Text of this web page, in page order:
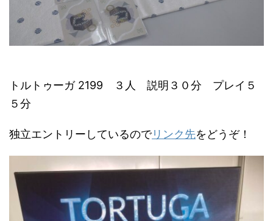
トルトゥーガ 2199 ３人 説明３０分 プレイ５
５分
独立エントリーしているのでリンク先をどうぞ！